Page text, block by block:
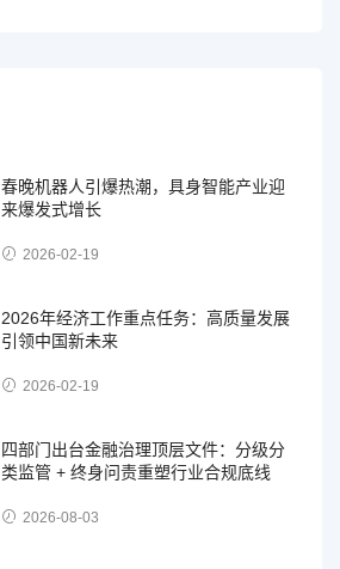
春晚机器人引爆热潮，具身智能产业迎
来爆发式增长
2026-02-19
2026年经济工作重点任务：高质量发展
引领中国新未来
2026-02-19
四部门出台金融治理顶层文件：分级分
类监管 + 终身问责重塑行业合规底线
2026-08-03